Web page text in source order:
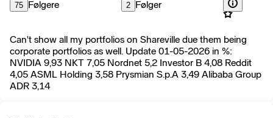
75 Følgere 2 Følger
Can't show all my portfolios on Shareville due them being
corporate portfolios as well. Update 01-05-2026 in %:
NVIDIA 9,93 NKT 7,05 Nordnet 5,2 Investor B 4,08 Reddit
4,05 ASML Holding 3,58 Prysmian S.p.A 3,49 Alibaba Group
ADR 3,14